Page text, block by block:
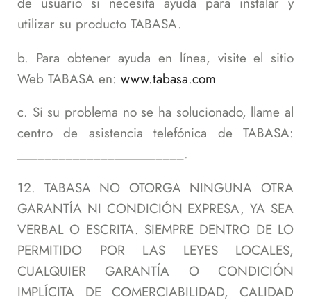
utilizar su producto TABASA.
b. Para obtener ayuda en línea, visite el sitio
Web TABASA en: www.tabasa.com
c. Si su problema no se ha solucionado, llame al
centro de asistencia telefónica de TABASA:
________________________.
12. TABASA NO OTORGA NINGUNA OTRA
GARANTÍA NI CONDICIÓN EXPRESA, YA SEA
VERBAL O ESCRITA. SIEMPRE DENTRO DE LO
PERMITIDO POR LAS LEYES LOCALES,
CUALQUIER GARANTÍA O CONDICIÓN
IMPLÍCITA DE COMERCIABILIDAD, CALIDAD